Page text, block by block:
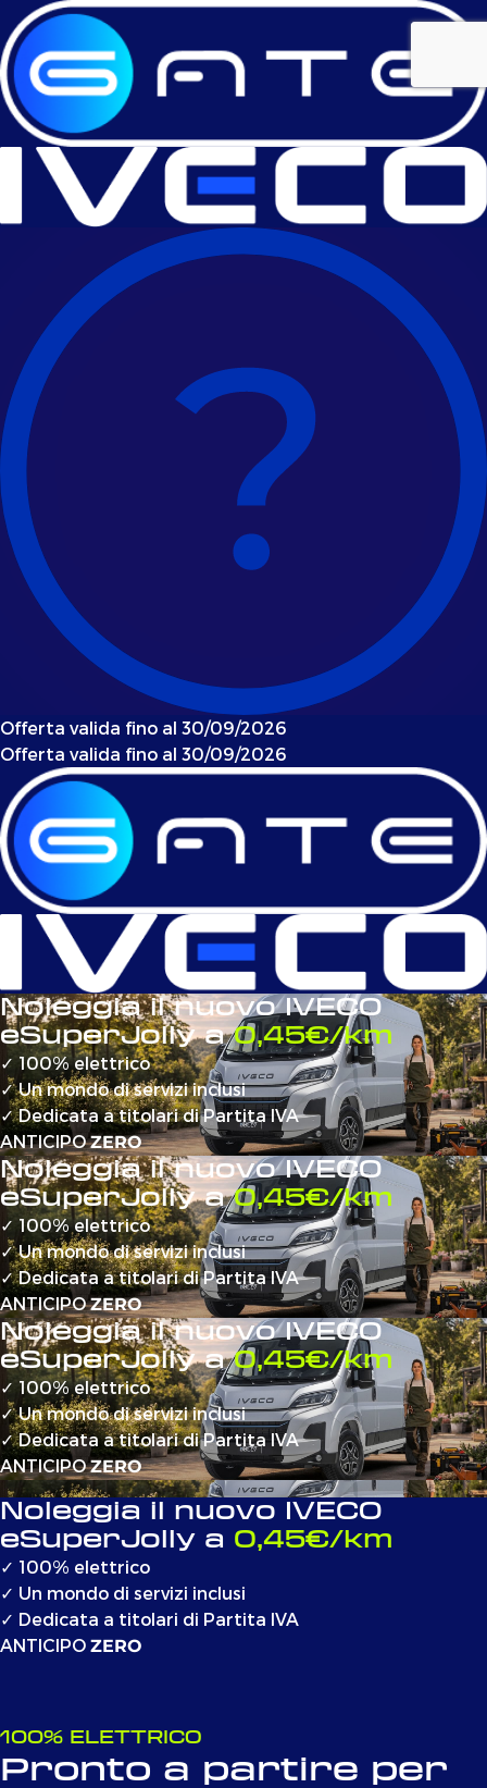
Offerta valida fino al 30/09/2026
Offerta valida fino al 30/09/2026
Noleggia il nuovo IVECO
eSuperJolly a0,45€/km
✓100% elettrico
✓Un mondo di servizi inclusi
✓Dedicata a titolari di Partita IVA
ANTICIPOZERO
Noleggia il nuovo IVECO
eSuperJolly a0,45€/km
✓100% elettrico
✓Un mondo di servizi inclusi
✓Dedicata a titolari di Partita IVA
ANTICIPOZERO
Noleggia il nuovo IVECO
eSuperJolly a0,45€/km
✓100% elettrico
✓Un mondo di servizi inclusi
✓Dedicata a titolari di Partita IVA
ANTICIPOZERO
Noleggia il nuovo IVECO
eSuperJolly a 0,45€/km
✓ 100% elettrico
✓ Un mondo di servizi inclusi
✓ Dedicata a titolari di Partita IVA
ANTICIPO ZERO
100% ELETTRICO
Pronto a partire per